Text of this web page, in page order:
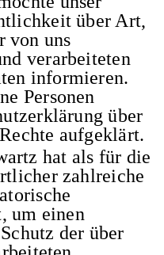
über Art,
von uns
verarbeiteten
informieren.
Personen
über
aufgeklärt.
hat als für die
zahlreiche
um einen
der über